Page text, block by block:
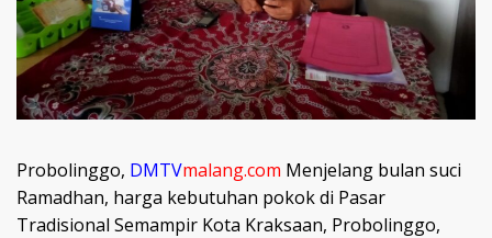
Probolinggo, DMTVmalang.com Menjelang bulan suci
Ramadhan, harga kebutuhan pokok di Pasar
Tradisional Semampir Kota Kraksaan, Probolinggo,